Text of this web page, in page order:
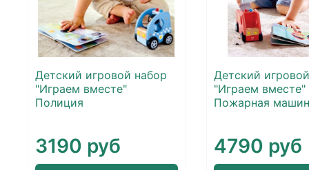
Детский игровой набор
"Играем вместе"
Полиция
3190 руб
Детский
"Играем вместе"
Пожарная
4790 руб